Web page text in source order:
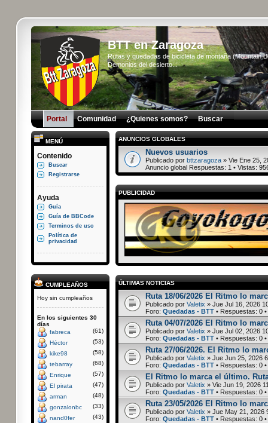
BTT en Zaragoza
Rutas y quedadas de bicicleta de montaña (Mountain
Demonios del desierto...
Portal Comunidad ¿Quienes somos? Buscar
MENÚ
Contenido
Buscar
Registrarse
Ayuda
Guía
Guía de BBCode
Terminos de uso
Política de
privacidad
CUMPLEAÑOS
Hoy sin cumpleaños
En los siguientes 30
días
fabreca
(61)
Héctor
(53)
kike98
(58)
tebarray
(68)
Enrique
(57)
El pirata
(47)
arman
(48)
gonzalonbc
(33)
nand0fer
(43)
ANUNCIOS GLOBALES
Nuevos usuarios
Publicado por bttzaragoza» Vie Ene 25,
Anuncio global Respuestas: 1 • Vistas:
PUBLICIDAD
ÚLTIMAS NOTICIAS
Ruta 18/06/2026 El Ritmo lo
Publicado por Valetix » Jue Jul 16, 2026
Foro: Quedadas - BTT• Respuestas: 0•
Ruta 04/07/2026 El Ritmo lo
Publicado por Valetix » Jue Jul 02, 2026
Foro: Quedadas - BTT• Respuestas: 0•
Ruta 27/06/2026. El Ritmo lo
Publicado por Valetix » Jue Jun 25, 2026
Foro: Quedadas - BTT• Respuestas: 0•
El Ritmo lo marca el último.
Publicado por Valetix » Vie Jun 19, 2026
Foro: Quedadas - BTT• Respuestas: 0•
Ruta 23/05/2026 El Ritmo lo
Publicado por Valetix » Jue May 21, 2026
Foro: Quedadas - BTT• Respuestas: 0•